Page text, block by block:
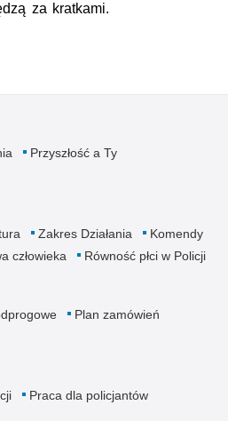
za kratkami.
Przyszłość a Ty
Zakres Działania
Komendy
człowieka Równość płci w Policji
Plan zamówień
Praca dla policjantów